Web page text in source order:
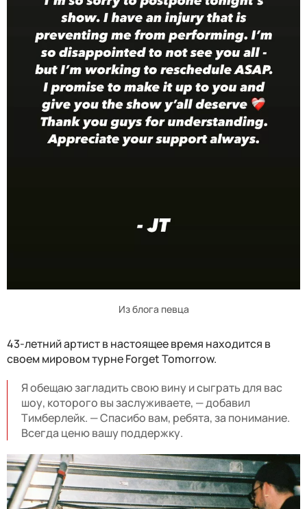
Из блога певца
43-летний артист в настоящее время находится в
своем мировом турне Forget Tomorrow.
Я обещаю загладить свою вину и сыграть для вас
шоу, которого вы заслуживаете, — добавил
Тимберлейк. — Спасибо вам, ребята, за понимание.
Всегда ценю вашу поддержку.